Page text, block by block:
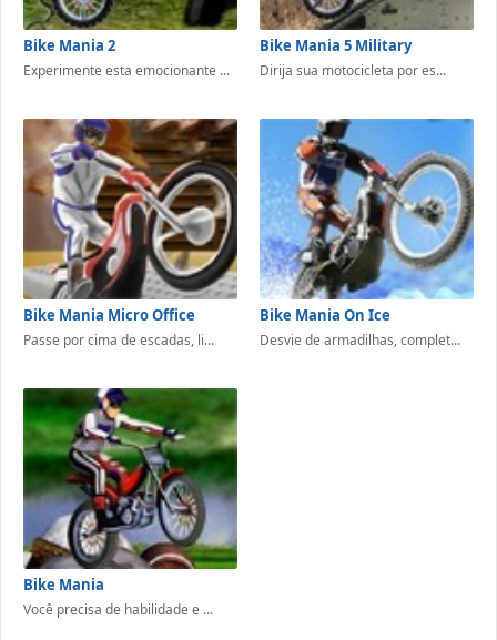
Bike Mania 2
Experimente esta emocionante ...
Bike Mania 5 Military
Dirija sua motocicleta por es...
Bike Mania Micro Office
Passe por cima de escadas, li...
Bike Mania On Ice
Desvie de armadilhas, complet...
Bike Mania
Você precisa de habilidade e ...